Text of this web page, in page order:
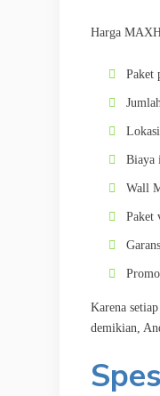
Harga
Paket
Biaya
Wall
Paket
Karena
demikian,